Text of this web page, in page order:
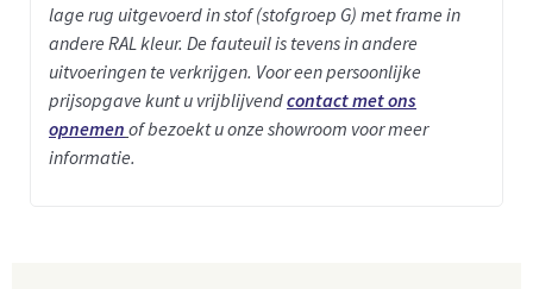
lage rug uitgevoerd in stof (stofgroep G) met frame in
andere RAL kleur. De fauteuil is tevens in andere
uitvoeringen te verkrijgen. Voor een persoonlijke
prijsopgave kunt u vrijblijvendcontact met ons
opnemen of bezoekt u onze showroom voor meer
informatie.